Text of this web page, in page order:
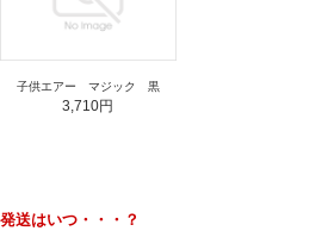
子供エアー マジック 黒
3,710円
発送はいつ・・・？